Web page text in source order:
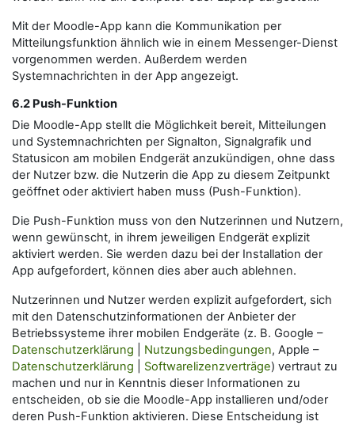
Mit der Moodle-App kann die Kommunikation per
Mitteilungsfunktion ähnlich wie in einem Messenger-Dienst
vorgenommen werden. Außerdem werden
Systemnachrichten in der App angezeigt.
6.2 Push-Funktion
Die Moodle-App stellt die Möglichkeit bereit, Mitteilungen
und Systemnachrichten per Signalton, Signalgrafik und
Statusicon am mobilen Endgerät anzukündigen, ohne dass
der Nutzer bzw. die Nutzerin die App zu diesem Zeitpunkt
geöffnet oder aktiviert haben muss (Push-Funktion).
Die Push-Funktion muss von den Nutzerinnen und Nutzern,
wenn gewünscht, in ihrem jeweiligen Endgerät explizit
aktiviert werden. Sie werden dazu bei der Installation der
App aufgefordert, können dies aber auch ablehnen.
Nutzerinnen und Nutzer werden explizit aufgefordert, sich
mit den Datenschutzinformationen der Anbieter der
Betriebssysteme ihrer mobilen Endgeräte (z. B. Google –
Datenschutzerklärung
Nutzungsbedingungen, Apple –
Datenschutzerklärung
Softwarelizenzverträge) vertraut zu
machen und nur in Kenntnis dieser Informationen zu
entscheiden, ob sie die Moodle-App installieren und/oder
deren Push-Funktion aktivieren. Diese Entscheidung ist